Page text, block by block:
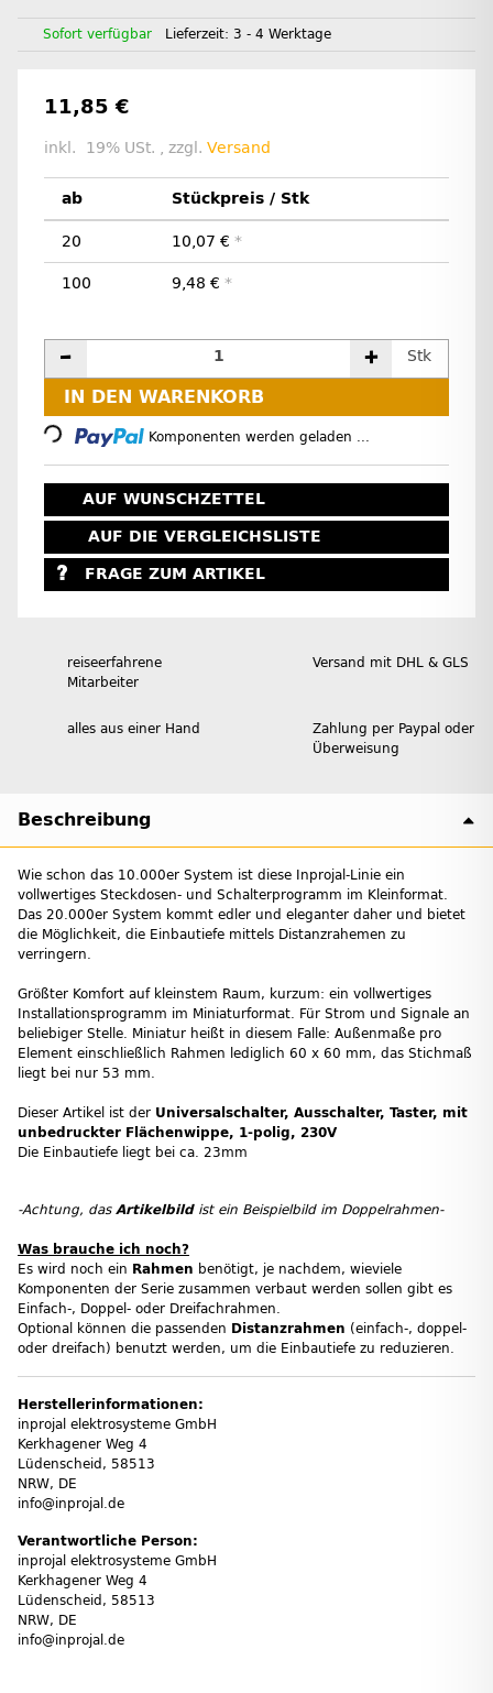
Sofort verfügbar Lieferzeit: 3 - 4 Werktage
11,85 €
inkl. 19% USt. , zzgl. Versand
ab Stückpreis / Stk
20 10,07 € *
100 9,48 € *
Stk
IN DEN WARENKORB
Loading... Komponenten werden geladen ...
AUF WUNSCHZETTEL
AUF DIE VERGLEICHSLISTE
FRAGE ZUM ARTIKEL
reiseerfahrene
Mitarbeiter
Versand mit DHL & GLS
alles aus einer Hand
Zahlung per Paypal oder
Überweisung
Beschreibung
Wie schon das 10.000er System ist diese Inprojal-Linie ein
vollwertiges Steckdosen- und Schalterprogramm im Kleinformat.
Das 20.000er System kommt edler und eleganter daher und bietet
die Möglichkeit, die Einbautiefe mittels Distanzrahemen zu
verringern.
Größter Komfort auf kleinstem Raum, kurzum: ein vollwertiges
Installationsprogramm im Miniaturformat. Für Strom und Signale an
beliebiger Stelle. Miniatur heißt in diesem Falle: Außenmaße pro
Element einschließlich Rahmen lediglich 60 x 60 mm, das Stichmaß
liegt bei nur 53 mm.
Dieser Artikel ist der Universalschalter, Ausschalter, Taster, mit
unbedruckter Flächenwippe, 1-polig, 230V
Die Einbautiefe liegt bei ca. 23mm
-Achtung, das Artikelbildist ein Beispielbild im Doppelrahmen-
Was brauche ich noch?
Es wird noch ein Rahmen benötigt, je nachdem, wieviele
Komponenten der Serie zusammen verbaut werden sollen gibt es
Einfach-, Doppel- oder Dreifachrahmen.
Optional können die passenden Distanzrahmen (einfach-, doppel-
oder dreifach) benutzt werden, um die Einbautiefe zu reduzieren.
Herstellerinformationen:
inprojal elektrosysteme GmbH
Kerkhagener Weg 4
Lüdenscheid, 58513
NRW, DE
info@inprojal.de
Verantwortliche Person:
inprojal elektrosysteme GmbH
Kerkhagener Weg 4
Lüdenscheid, 58513
NRW, DE
info@inprojal.de